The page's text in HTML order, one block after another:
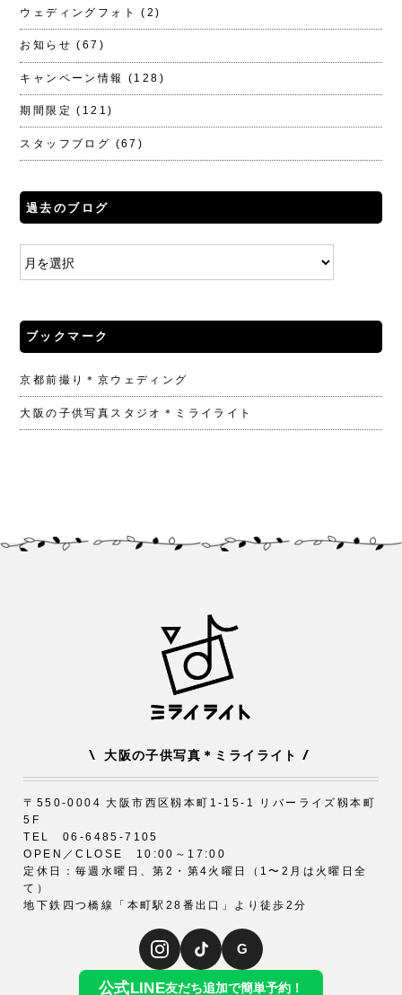
ウェディングフォト (2)
お知らせ (67)
キャンペーン情報 (128)
期間限定 (121)
スタッフブログ (67)
過去のブログ
ブックマーク
京都前撮り＊京ウェディング
大阪の子供写真スタジオ＊ミライライト
\ 大阪の子供写真＊ミライライト/
〒550-0004 大阪市西区靱本町1-15-1 リバーライズ靱本町
5F
TEL 06-6485-7105
OPEN／CLOSE 10:00～17:00
定休日：毎週水曜日、第2・第4火曜日（1〜2月は火曜日全
て）
地下鉄四つ橋線「本町駅28番出口」より徒歩2分
G
公式LINE友だち追加で簡単予約！